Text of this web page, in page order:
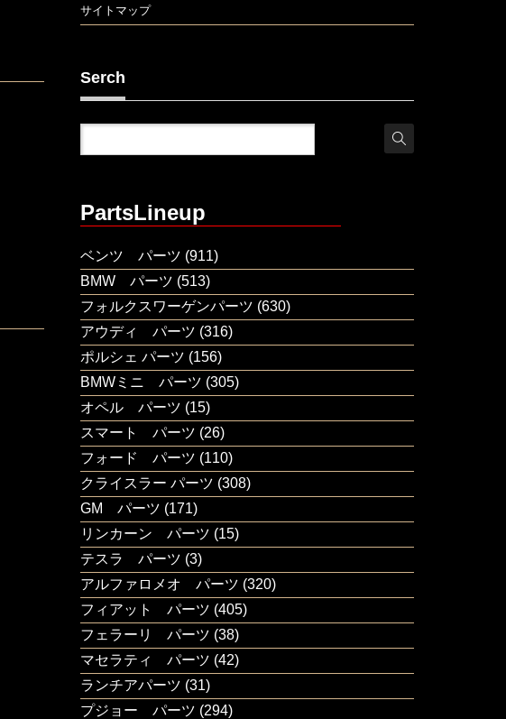
サイトマップ
Serch
PartsLineup
ベンツ パーツ (911)
BMW パーツ (513)
フォルクスワーゲンパーツ (630)
アウディ パーツ (316)
ポルシェ パーツ (156)
BMWミニ パーツ (305)
オペル パーツ (15)
スマート パーツ (26)
フォード パーツ (110)
クライスラー パーツ (308)
GM パーツ (171)
リンカーン パーツ (15)
テスラ パーツ (3)
アルファロメオ パーツ (320)
フィアット パーツ (405)
フェラーリ パーツ (38)
マセラティ パーツ (42)
ランチアパーツ (31)
プジョー パーツ (294)